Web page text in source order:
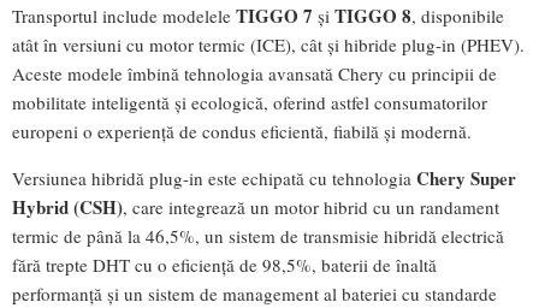
Transportul include modelele TIGGO 7 și TIGGO 8, disponibile
atât în versiuni cu motor termic (ICE), cât și hibride plug-in (PHEV).
Aceste modele îmbină tehnologia avansată Chery cu principii de
mobilitate inteligentă și ecologică, oferind astfel consumatorilor
europeni o experiență de condus eficientă, fiabilă și modernă.
Versiunea hibridă plug-in este echipată cu tehnologia Chery Super
Hybrid (CSH), care integrează un motor hibrid cu un randament
termic de până la 46,5%, un sistem de transmisie hibridă electrică
fără trepte DHT cu o eficiență de 98,5%, baterii de înaltă
performanță și un sistem de management al bateriei cu standarde